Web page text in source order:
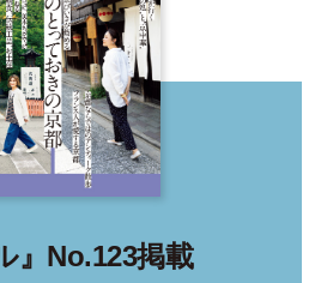
』No.123掲載